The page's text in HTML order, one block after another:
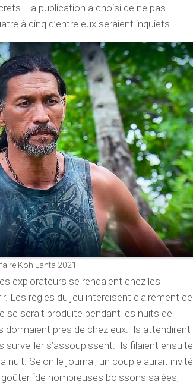
La publication a choisi de ne pas
à cinq d’entre eux seraient inquiets.
Koh Lanta 2021
explorateurs se rendaient chez les
Les règles du jeu interdisent clairement ce
se serait produite pendant les nuits de
dormaient près de chez eux. Ils attendirent
surveiller s’assoupissent. Ils filaient ensuite
nuit. Selon le journal, un couple aurait invité
“de nombreuses boissons salées,